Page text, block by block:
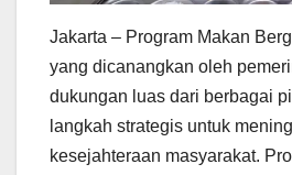
Jakarta – Program Makan
yang dicanangkan oleh
dukungan luas dari berbagai
langkah strategis untuk
kesejahteraan masyarakat.